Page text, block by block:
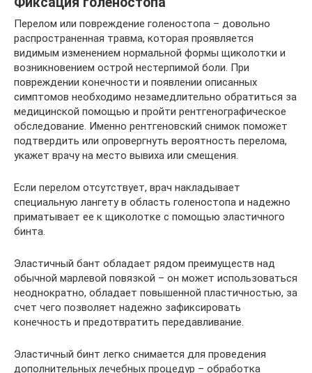
Перелом или повреждение голеностопа – довольно
распространенная травма, которая проявляется
видимым изменением нормальной формы щиколотки и
возникновением острой нестерпимой боли. При
повреждении конечности и появлении описанных
симптомов необходимо незамедлительно обратиться за
медицинской помощью и пройти рентгенографическое
обследование. Именно рентгеновский снимок поможет
подтвердить или опровергнуть вероятность перелома,
укажет врачу на место вывиха или смещения.
Если перелом отсутствует, врач накладывает
специальную лангету в область голеностопа и надежно
приматывает ее к щиколотке с помощью эластичного
бинта.
Эластичный бант обладает рядом преимуществ над
обычной марлевой повязкой – он может использоваться
неоднократно, обладает повышенной пластичностью, за
счет чего позволяет надежно зафиксировать
конечность и предотвратить передавливание.
Эластичный бинт легко снимается для проведения
дополнительных лечебных процедур – обработка